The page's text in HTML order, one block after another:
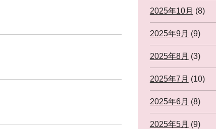
2025年10月 (8)
2025年9月 (9)
2025年8月 (3)
2025年7月 (10)
2025年6月 (8)
2025年5月 (9)